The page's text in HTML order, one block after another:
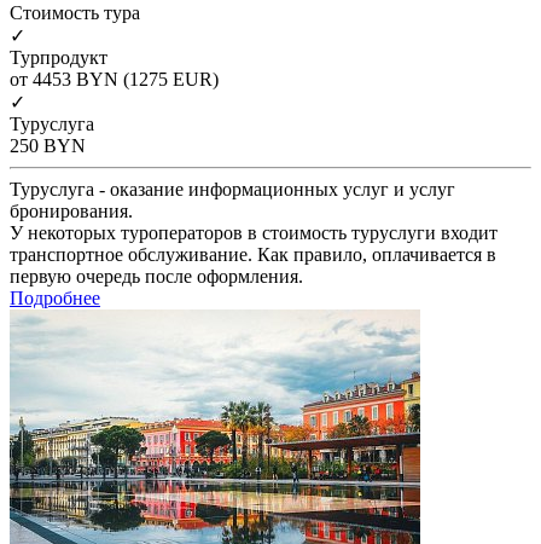
Cтоимость тура
✓
Турпродукт
от 4453 BYN (1275 EUR)
✓
Туруслуга
250 BYN
Туруслуга - оказание информационных услуг и услуг
бронирования.
У некоторых туроператоров в стоимость туруслуги входит
транспортное обслуживание. Как правило, оплачивается в
первую очередь после оформления.
Подробнее